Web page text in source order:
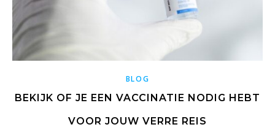
BLOG
BEKIJK OF JE EEN VACCINATIE NODIG HEBT
VOOR JOUW VERRE REIS